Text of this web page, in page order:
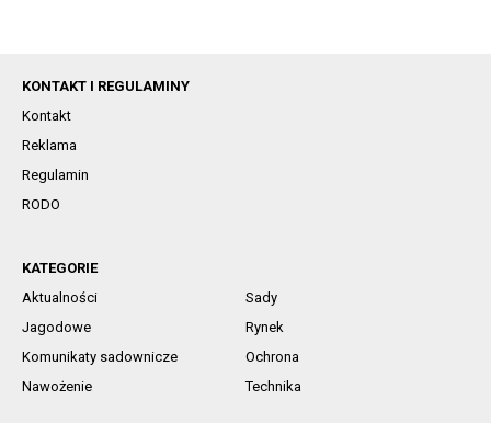
KONTAKT I REGULAMINY
Kontakt
Reklama
Regulamin
RODO
KATEGORIE
Aktualności
Sady
Jagodowe
Rynek
Komunikaty sadownicze
Ochrona
Nawożenie
Technika